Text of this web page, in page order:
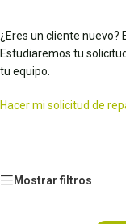
¿Eres un cliente nuevo?
Estudiaremos tu
tu equipo.
Hacer mi solicitud de
Mostrar filtros